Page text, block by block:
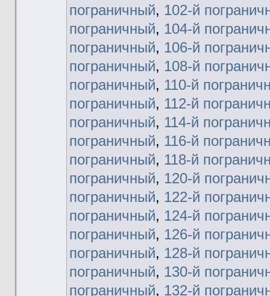
пограничный, 102-й
пограничный, 104-й
пограничный, 106-й
пограничный, 108-й
пограничный, 110-й
пограничный, 112-й
пограничный, 114-й
пограничный, 116-й
пограничный, 118-й
пограничный, 120-й
пограничный, 122-й
пограничный, 124-й
пограничный, 126-й
пограничный, 128-й
пограничный, 130-й
пограничный, 132-й